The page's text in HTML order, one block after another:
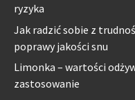
ryzyka
Jak radzić sobie z
poprawy jakości snu
Limonka – wartości
zastosowanie